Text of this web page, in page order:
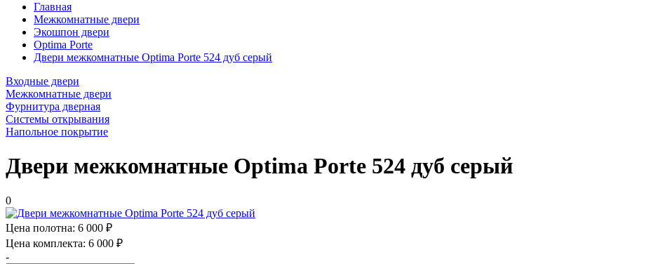
Главная
Межкомнатные двери
Экошпон двери
Optima Porte
Двери межкомнатные Optima Porte 524 дуб серый
Входные двери
Межкомнатные двери
Фурнитура дверная
Системы открывания
Напольное покрытие
Двери межкомнатные Optima Porte 524 дуб серый
0
Цена полотна: 6 000 ₽
Цена комплекта: 6 000 ₽
-